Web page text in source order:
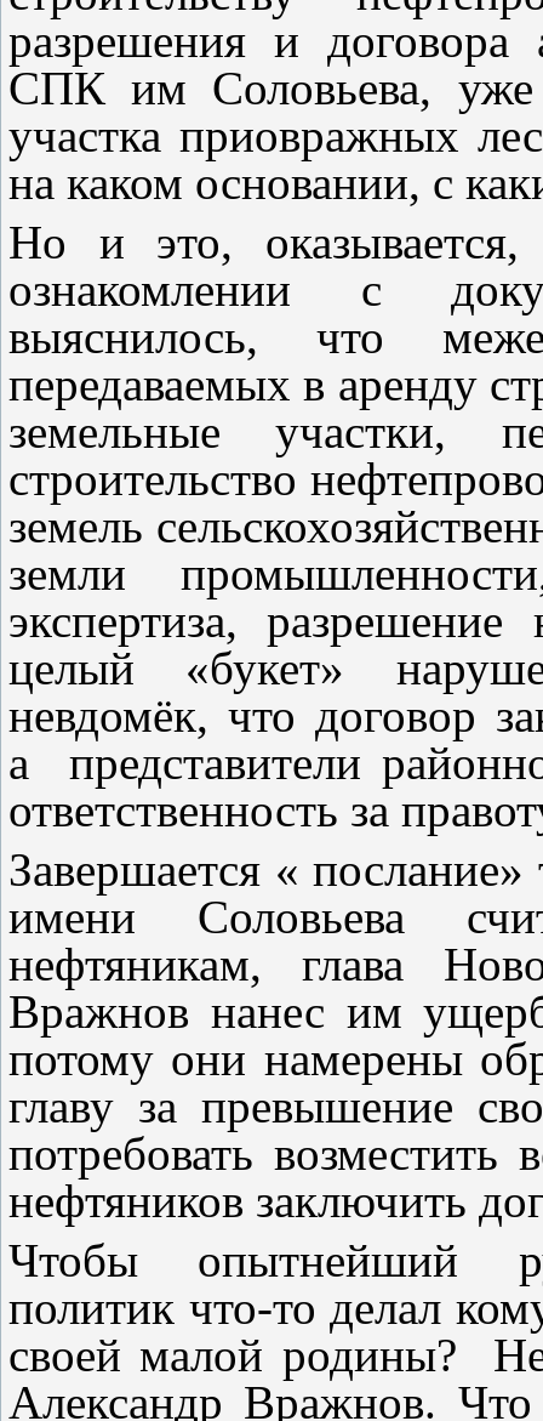
разрешения и договора
СПК им Соловьева, уже
участка приовражных
на каком основании, с
Но и это,
ознакомлении с
выяснилось, что
передаваемых в аренду
земельные участки,
строительство
земель
земли
экспертиза,
целый «букет»
невдомёк, что договор
а представители
ответственность за
Завершается «
имени Соловьева
нефтяникам, глава
Вражнов нанес им
потому они намерены
главу за превышение
потребовать
нефтяников заключить
Чтобы опытнейший
политик что-то делал
своей малой родины?
Александр Вражнов.